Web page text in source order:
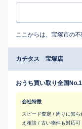
ここからは、宝塚市の
カチタス 宝塚店
おうち買い取り全国
会社特徴
スピード査定 / 周りに知
え相談 / 古い物件も対応可